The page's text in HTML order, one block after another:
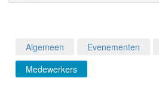
Login
Algemeen Evenementen
Medewerkers